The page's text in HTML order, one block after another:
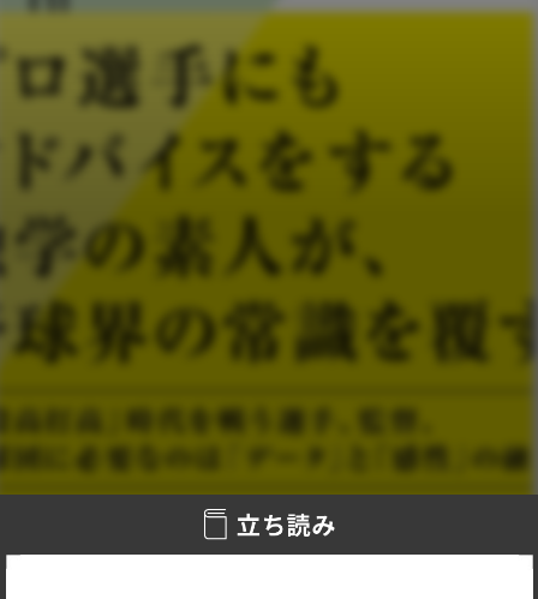
アスレチックスは以後、一度もワールドシリーズへ進出でき
ていない。
データ分析が当たり前となった今、世界トップの選手たちや
常勝球団はどのように周りと差をつけているのか?
ダルビッシュ有選手を筆頭に多くのプロ野球選手や専門家か
ら支持を集める謎の素人「お股ニキ」が、未だに言語化、数
新たな魔球の投げ方からデータに依存しすぎない選手評価、